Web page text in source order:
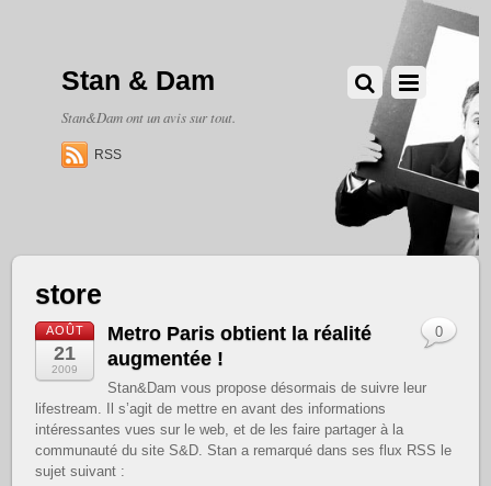
Stan & Dam
Stan&Dam ont un avis sur tout.
RSS
store
AOÛT
21
2009
Metro Paris obtient la réalité
augmentée !
Stan&Dam vous propose désormais de suivre leur
lifestream. Il s’agit de mettre en avant des informations
intéressantes vues sur le web, et de les faire partager à la
communauté du site S&D. Stan a remarqué dans ses flux RSS le
sujet suivant :
0